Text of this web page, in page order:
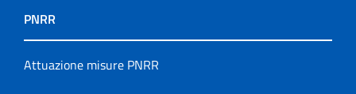
PNRR
Attuazione misure PNRR